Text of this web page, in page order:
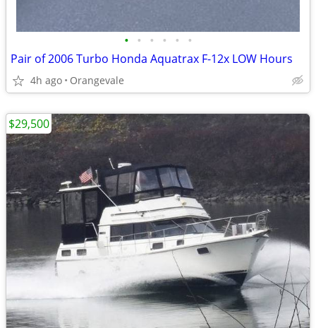
• • • • • •
Pair of 2006 Turbo Honda Aquatrax F-12x LOW Hours
4h ago Orangevale
$29,500